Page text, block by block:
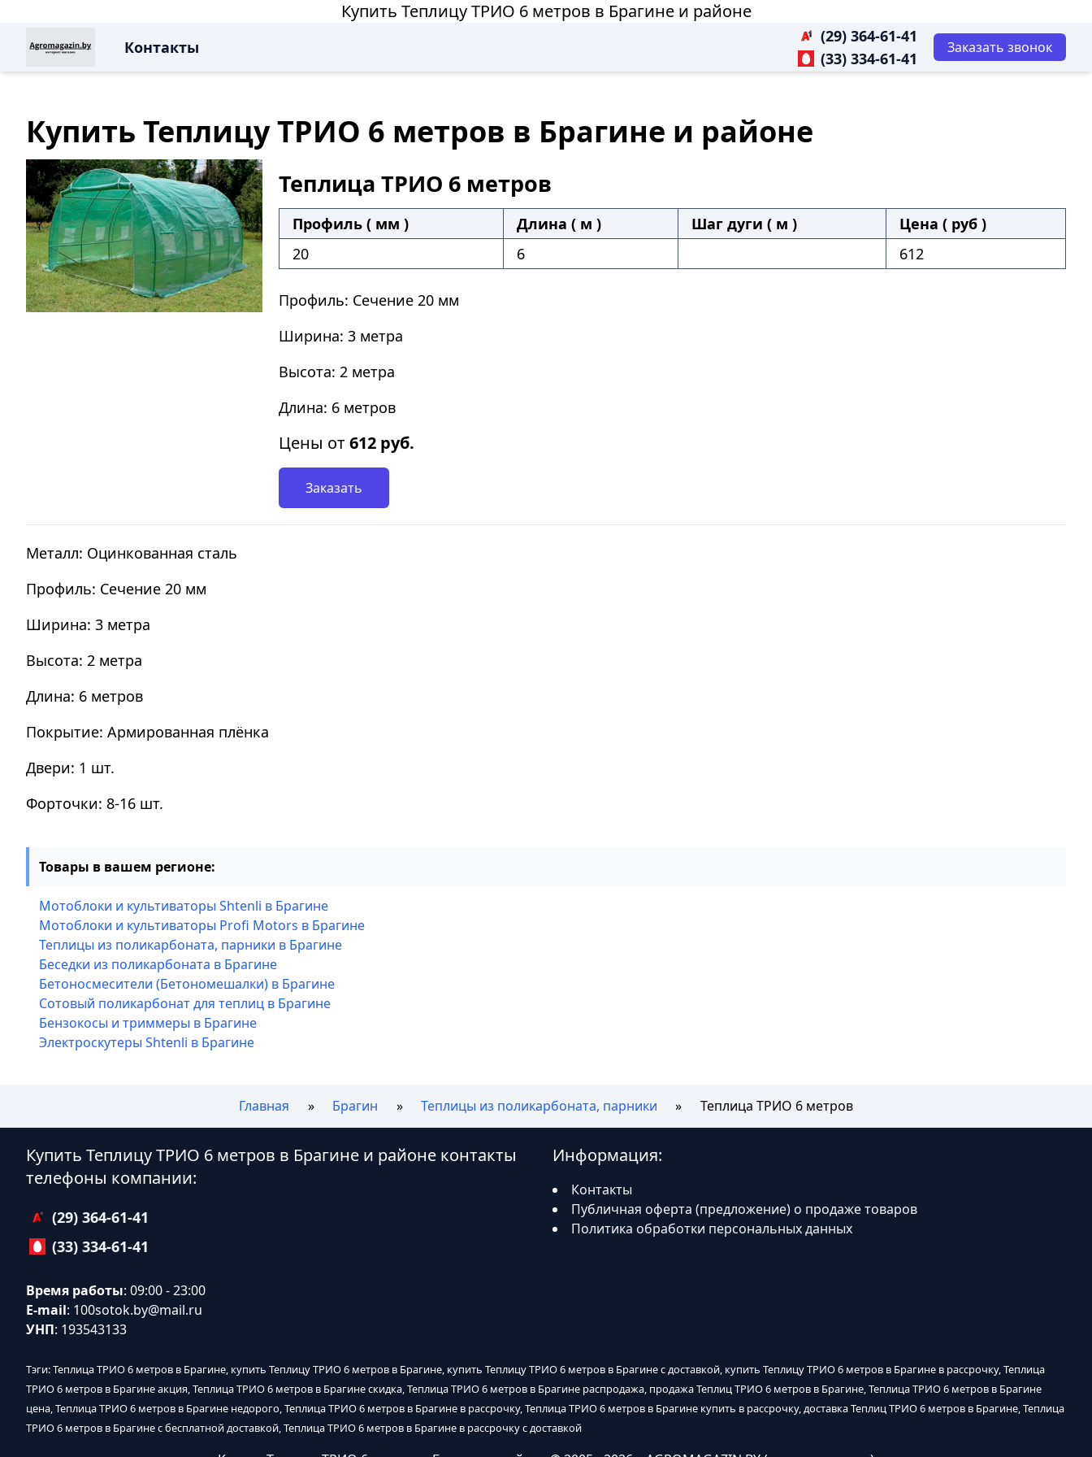
Купить Теплицу ТРИО 6 метров в Брагине и районе
Контакты
(29) 364-61-41
(33) 334-61-41
Заказать звонок
Купить Теплицу ТРИО 6 метров в Брагине и районе
Теплица ТРИО 6 метров
Профиль ( мм ) Длина ( м ) Шаг дуги ( м )
Цена ( руб )
20
6 612
Профиль: Сечение 20 мм
Ширина: 3 метра
Высота: 2 метра
Длина: 6 метров
Цены от612 руб.
Заказать
Металл: Оцинкованная сталь
Профиль: Сечение 20 мм
Ширина: 3 метра
Высота: 2 метра
Длина: 6 метров
Покрытие: Армированная плёнка
Двери: 1 шт.
Форточки: 8-16 шт.
Товары в вашем регионе:
Мотоблоки и культиваторы Shtenli в Брагине
Мотоблоки и культиваторы Profi Motors в Брагине
Теплицы из поликарбоната, парники в Брагине
Беседки из поликарбоната в Брагине
Бетоносмесители (Бетономешалки) в Брагине
Сотовый поликарбонат для теплиц в Брагине
Бензокосы и триммеры в Брагине
Электроскутеры Shtenli в Брагине
Главная Брагин Теплицы из поликарбоната, парники Теплица ТРИО 6 метров
Купить Теплицу ТРИО 6 метров в Брагине и районе контакты
телефоны компании:
(29) 364-61-41
(33) 334-61-41
Время работы: 09:00 - 23:00
E-mail: 100sotok.by@mail.ru
УНП: 193543133
Информация:
Контакты
Публичная оферта (предложение) о продаже товаров
Политика обработки персональных данных
Тэги: Теплица ТРИО 6 метров в Брагине, купить Теплицу ТРИО 6 метров в Брагине, купить Теплицу ТРИО 6 метров в Брагине с доставкой, купить Теплицу ТРИО 6 метров в Брагине в рассрочку, Теплица
ТРИО 6 метров в Брагине акция, Теплица ТРИО 6 метров в Брагине скидка, Теплица ТРИО 6 метров в Брагине распродажа, продажа Теплиц ТРИО 6 метров в Брагине, Теплица ТРИО 6 метров в Брагине
цена, Теплица ТРИО 6 метров в Брагине недорого, Теплица ТРИО 6 метров в Брагине в рассрочку, Теплица ТРИО 6 метров в Брагине купить в рассрочку, доставка Теплиц ТРИО 6 метров в Брагине, Теплица
ТРИО 6 метров в Брагине с бесплатной доставкой, Теплица ТРИО 6 метров в Брагине в рассрочку с доставкой